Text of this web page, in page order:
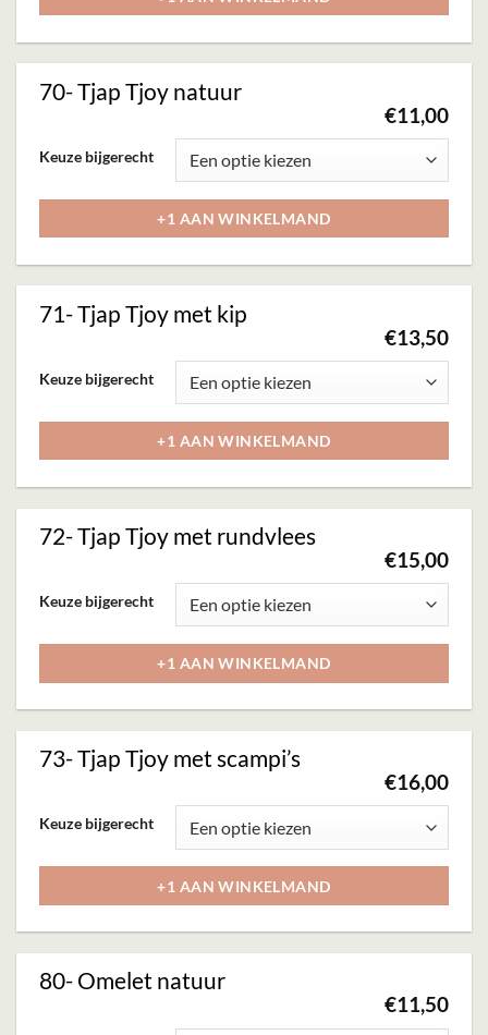
productpagina
variaties.
Deze
optie
gekozen
productpagina
70- Tjap Tjoy natuur
€11,00
product
heeft
variaties.
Deze
optie
gekozen
productpagina
Keuze bijgerecht
+1 AAN WINKELMAND
71- Tjap Tjoy met kip
€13,50
product
heeft
meerdere
variaties.
Deze
optie
gekozen
productpagina
Keuze bijgerecht
+1 AAN WINKELMAND
72- Tjap Tjoy met rundvlees
€15,00
product
heeft
variaties.
Deze
optie
gekozen
productpagina
Keuze bijgerecht
+1 AAN WINKELMAND
73- Tjap Tjoy met scampi’s
€16,00
product
heeft
variaties.
Deze
optie
Keuze bijgerecht
+1 AAN WINKELMAND
80- Omelet natuur
€11,50